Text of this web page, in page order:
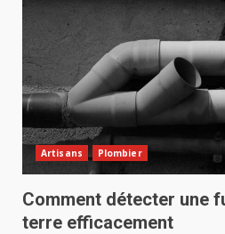
Artisans Plombier
Comment détecter une
terre efficacement